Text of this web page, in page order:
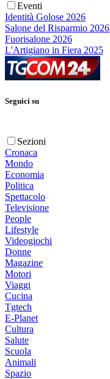
Eventi
Identità Golose 2026
Salone del Risparmio 2026
Fuorisalone 2026
L'Artigiano in Fiera 2025
Seguici su
Sezioni
Cronaca
Mondo
Economia
Politica
Spettacolo
Televisione
People
Lifestyle
Videogiochi
Donne
Magazine
Motori
Viaggi
Cucina
Tgtech
E-Planet
Cultura
Salute
Scuola
Animali
Spazio